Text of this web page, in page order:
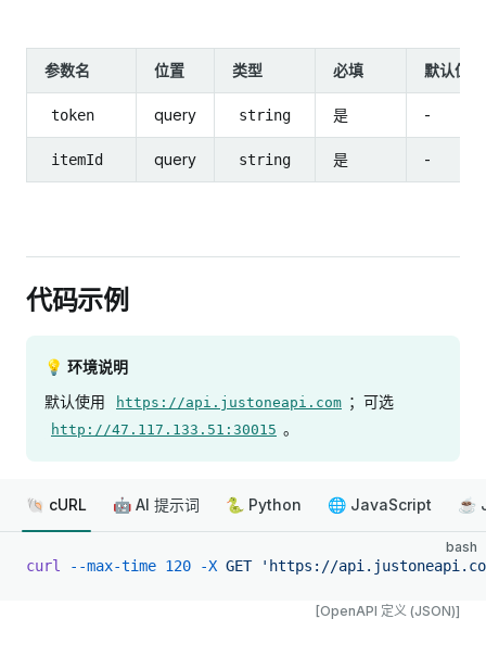
参数名 位置 类型 必填 默认值
token query string 是 -
itemId query string 是 -
代码示例
💡 环境说明
默认使用
https://api.justoneapi.com ；可选
http://47.117.133.51:30015 。
🐚 cURL 🤖 AI 提示词 🐍 Python 🌐 JavaScript ☕
bash
curl --max-time 120 -X GET 'https://api.justoneapi.com/
[OpenAPI 定义 (JSON)]